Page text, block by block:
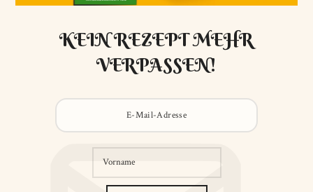
KEIN REZEPT MEHR
VERPASSEN!